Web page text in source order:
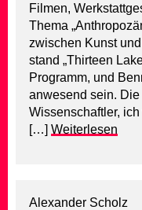
Filmen,
Thema
zwischen Kunst
stand „Thirteen
Programm, und
anwesend sein.
Wissenschaftler,
[…] Weiterlesen
Alexander Scholz